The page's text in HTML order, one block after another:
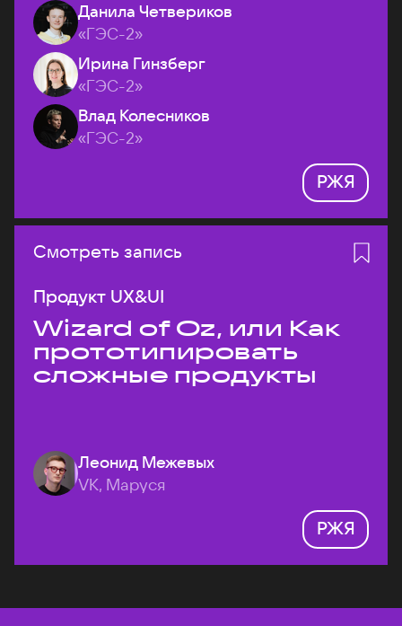
Данила Четвериков
«ГЭС-2»
Ирина Гинзберг
«ГЭС-2»
Влад Колесников
«ГЭС-2»
РЖЯ
Смотреть запись
Продукт UX&UI
Wizard of Oz, или Как
прототипировать
сложные продукты
Леонид Межевых
VK, Маруся
РЖЯ